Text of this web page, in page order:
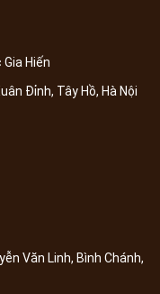
Hiến
Đỉnh, Tây Hồ, Hà Nội
Văn Linh, Bình Chánh,